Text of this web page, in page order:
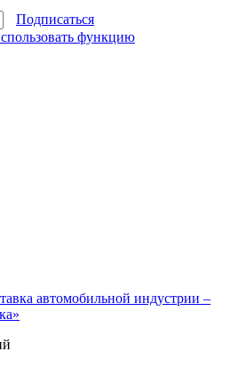
Подписаться
автомобильной индустрии –